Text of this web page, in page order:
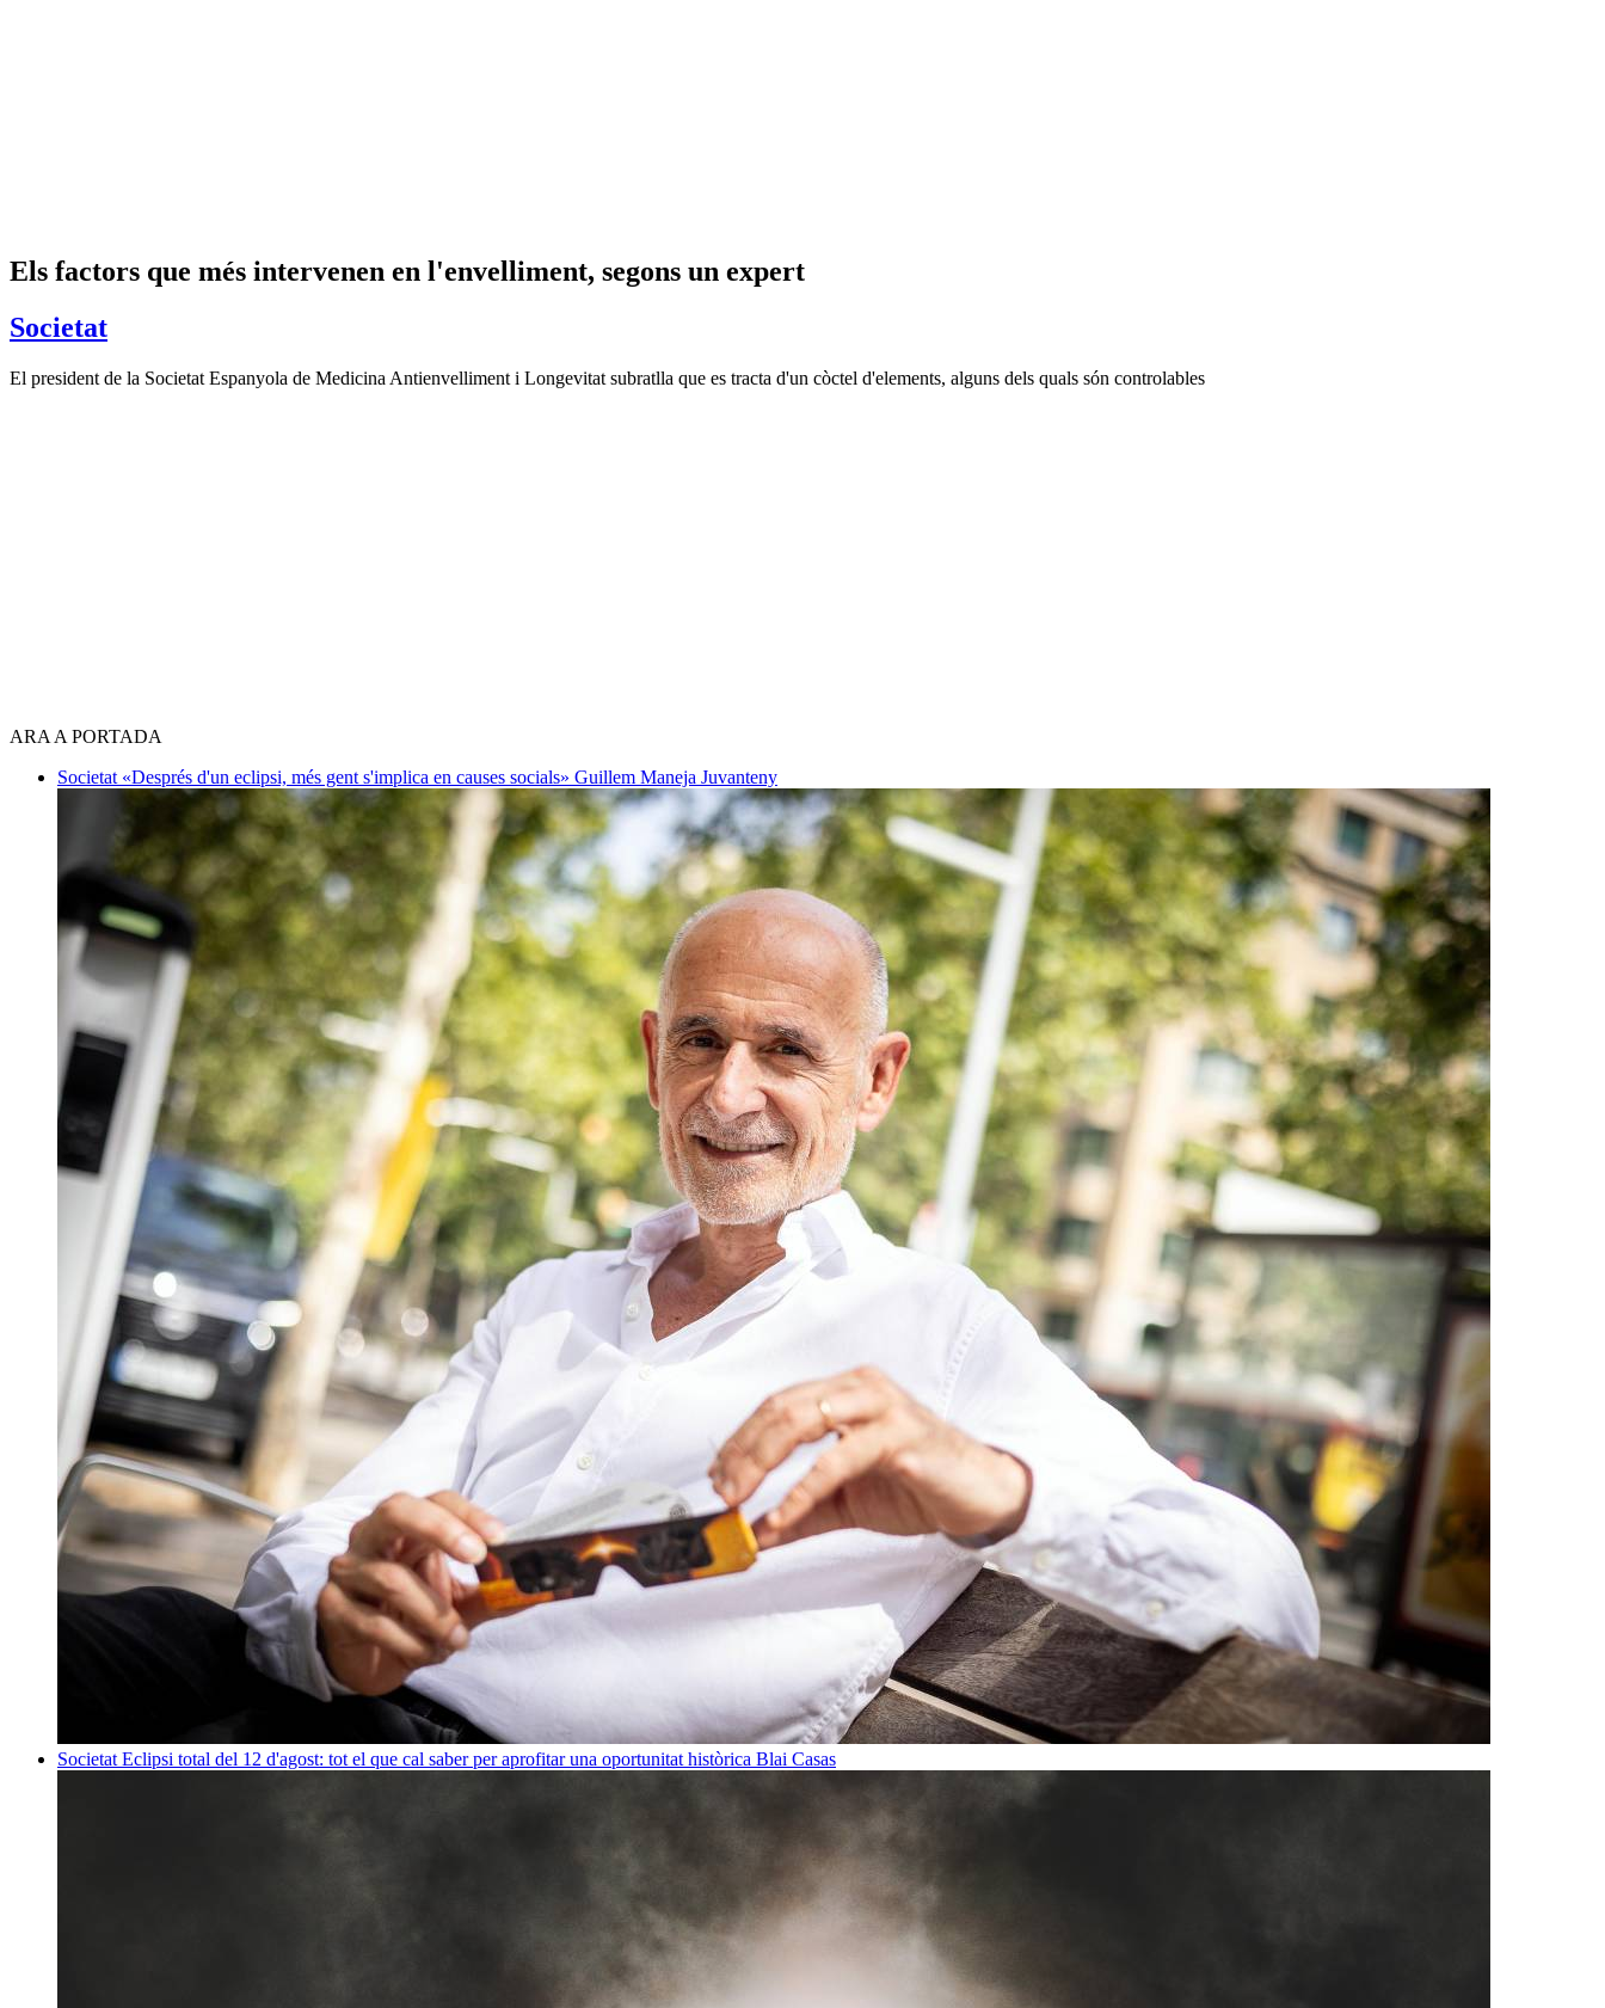
Els factors que més intervenen en l'envelliment, segons un expert
Societat
El president de la Societat Espanyola de Medicina Antienvelliment i Longevitat subratlla que es tracta d'un còctel d'elements, alguns dels quals són controlables
ARA A PORTADA
Societat «Després d'un eclipsi, més gent s'implica en causes socials» Guillem Maneja Juvanteny
Societat Eclipsi total del 12 d'agost: tot el que cal saber per aprofitar una oportunitat històrica Blai Casas